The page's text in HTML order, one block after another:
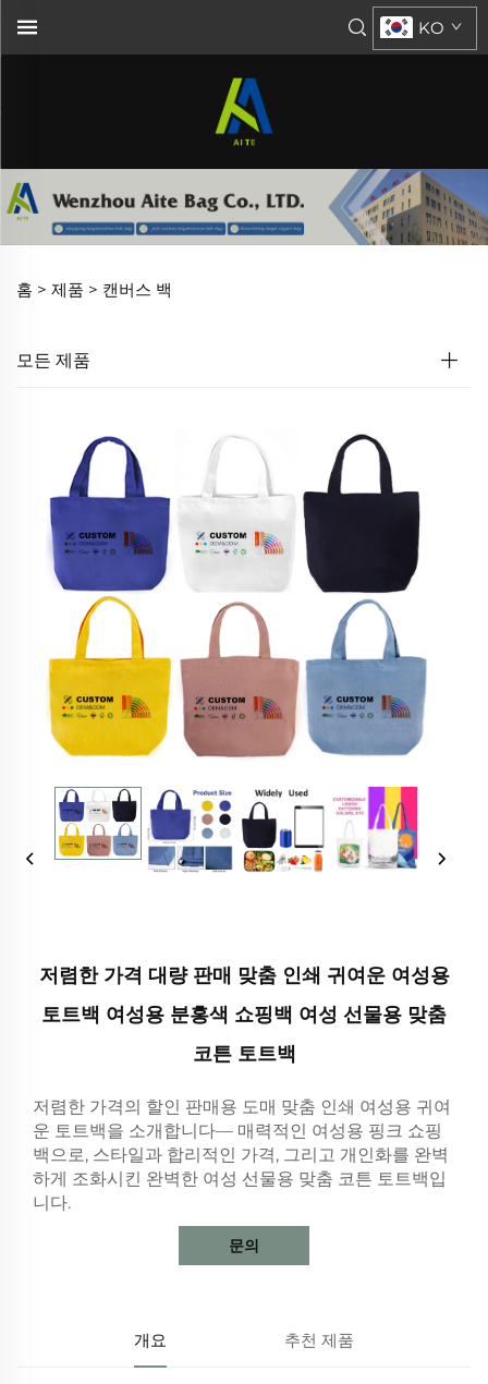
KO
홈 > 제품 > 캔버스 백
모든 제품
저렴한 가격 대량 판매 맞춤 인쇄 귀여운 여성용
토트백 여성용 분홍색 쇼핑백 여성 선물용 맞춤
코튼 토트백
저렴한 가격의 할인 판매용 도매 맞춤 인쇄 여성용 귀여
운 토트백을 소개합니다— 매력적인 여성용 핑크 쇼핑
백으로, 스타일과 합리적인 가격, 그리고 개인화를 완벽
하게 조화시킨 완벽한 여성 선물용 맞춤 코튼 토트백입
니다.
문의
개요 추천 제품